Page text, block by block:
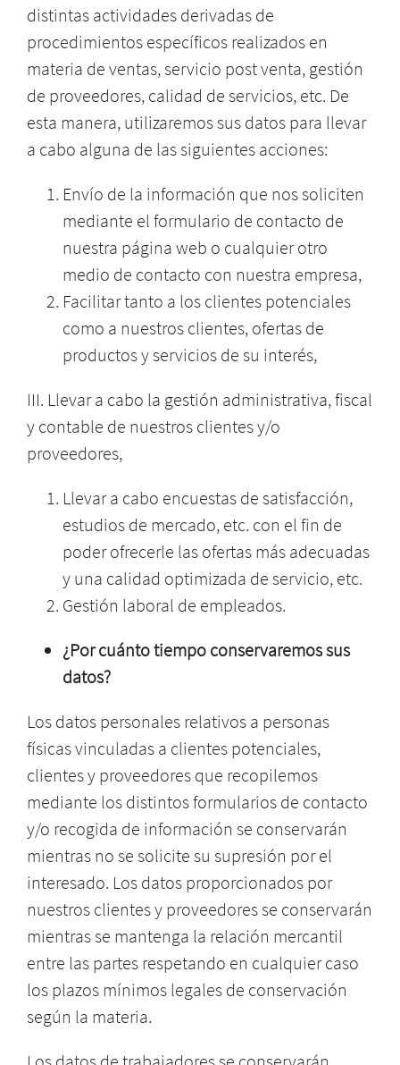
distintas actividades derivadas de
procedimientos específicos realizados en
materia de ventas, servicio post venta, gestión
de proveedores, calidad de servicios, etc. De
esta manera, utilizaremos sus datos para llevar
a cabo alguna de las siguientes acciones:
Envío de la información que nos soliciten
mediante el formulario de contacto de
nuestra página web o cualquier otro
medio de contacto con nuestra empresa,
Facilitar tanto a los clientes potenciales
como a nuestros clientes, ofertas de
productos y servicios de su interés,
III. Llevar a cabo la gestión administrativa, fiscal
y contable de nuestros clientes y/o
proveedores,
Llevar a cabo encuestas de satisfacción,
estudios de mercado, etc. con el fin de
poder ofrecerle las ofertas más adecuadas
y una calidad optimizada de servicio, etc.
Gestión laboral de empleados.
¿Por cuánto tiempo conservaremos sus
datos?
Los datos personales relativos a personas
físicas vinculadas a clientes potenciales,
clientes y proveedores que recopilemos
mediante los distintos formularios de contacto
y/o recogida de información se conservarán
mientras no se solicite su supresión por el
interesado. Los datos proporcionados por
nuestros clientes y proveedores se conservarán
mientras se mantenga la relación mercantil
entre las partes respetando en cualquier caso
los plazos mínimos legales de conservación
según la materia.